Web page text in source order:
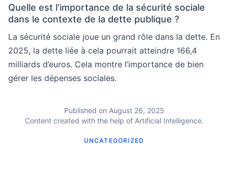
Quelle est l’importance de la sécurité sociale
dans le contexte de la dette publique ?
La sécurité sociale joue un grand rôle dans la dette. En
2025, la dette liée à cela pourrait atteindre 166,4
milliards d’euros. Cela montre l’importance de bien
gérer les dépenses sociales.
Published on August 26, 2025
Content created with the help of Artificial Intelligence.
UNCATEGORIZED